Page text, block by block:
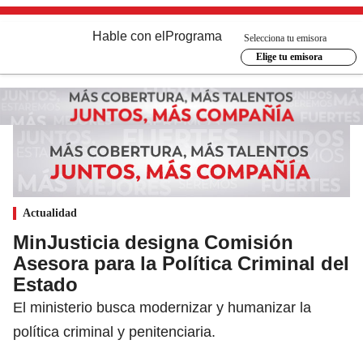
Hable con el Programa
Selecciona tu emisora
Elige tu emisora
Actualidad
MinJusticia designa Comisión
Asesora para la Política Criminal del
Estado
El ministerio busca modernizar y humanizar la
política criminal y penitenciaria.